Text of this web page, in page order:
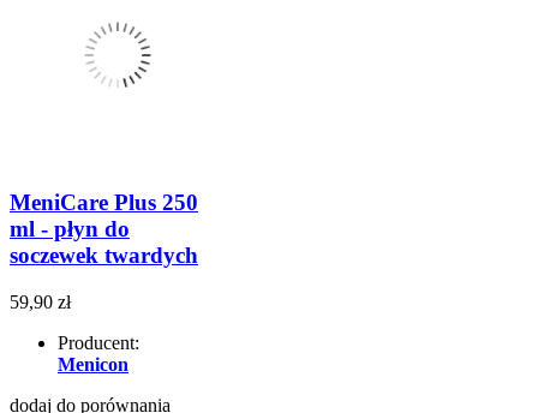
MeniCare Plus 250
ml - płyn do
soczewek twardych
59,90 zł
Producent:
Menicon
dodaj do porównania